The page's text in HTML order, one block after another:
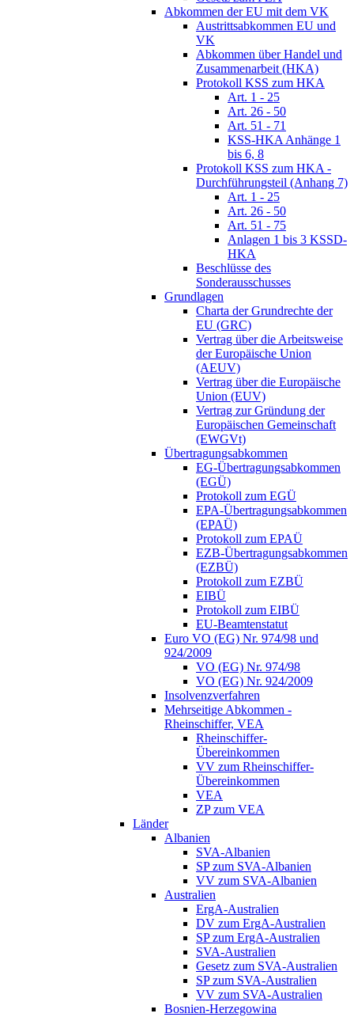
Abkommen der EU mit dem VK
Austrittsabkommen EU und
VK
Abkommen über Handel und
Zusammenarbeit (HKA)
Protokoll KSS zum HKA
Art. 1 - 25
Art. 26 - 50
Art. 51 - 71
KSS-HKA Anhänge 1
bis 6, 8
Protokoll KSS zum HKA -
Durchführungsteil (Anhang 7)
Art. 1 - 25
Art. 26 - 50
Art. 51 - 75
Anlagen 1 bis 3 KSSD-
HKA
Beschlüsse des
Sonderausschusses
Grundlagen
Charta der Grundrechte der
EU (GRC)
Vertrag über die Arbeitsweise
der Europäische Union
(AEUV)
Vertrag über die Europäische
Union (EUV)
Vertrag zur Gründung der
Europäischen Gemeinschaft
(EWGVt)
Übertragungsabkommen
EG-Übertragungsabkommen
(EGÜ)
Protokoll zum EGÜ
EPA-Übertragungsabkommen
(EPAÜ)
Protokoll zum EPAÜ
EZB-Übertragungsabkommen
(EZBÜ)
Protokoll zum EZBÜ
EIBÜ
Protokoll zum EIBÜ
EU-Beamtenstatut
Euro VO (EG) Nr. 974/98 und
924/2009
VO (EG) Nr. 974/98
VO (EG) Nr. 924/2009
Insolvenzverfahren
Mehrseitige Abkommen -
Rheinschiffer, VEA
Rheinschiffer-
Übereinkommen
VV zum Rheinschiffer-
Übereinkommen
VEA
ZP zum VEA
Länder
Albanien
SVA-Albanien
SP zum SVA-Albanien
VV zum SVA-Albanien
Australien
ErgA-Australien
DV zum ErgA-Australien
SP zum ErgA-Australien
SVA-Australien
Gesetz zum SVA-Australien
SP zum SVA-Australien
VV zum SVA-Australien
Bosnien-Herzegowina